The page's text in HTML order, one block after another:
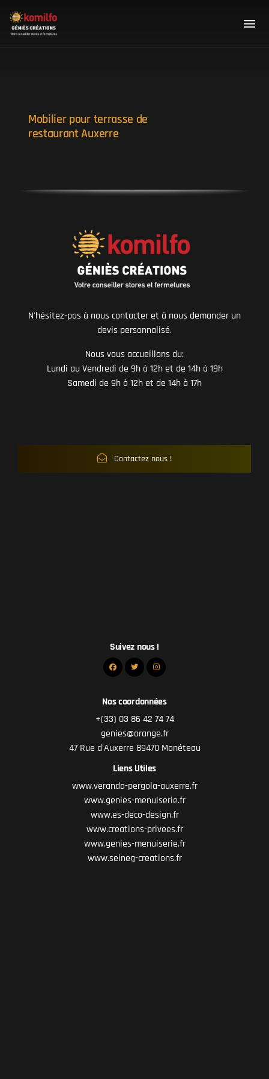
Mobilier pour terrasse de
restaurant Auxerre
N'hésitez-pas à nous contacter et à nous demander un
devis personnalisé.
Nous vous accueillons du:
Lundi au Vendredi de 9h à 12h et de 14h à 19h
Samedi de 9h à 12h et de 14h à 17h
Contactez nous !
Suivez nous !
Nos coordonnées
+(33) 03 86 42 74 74
genies@orange.fr
47 Rue d'Auxerre 89470 Monéteau
Liens Utiles
www.veranda-pergola-auxerre.fr
www.genies-menuiserie.fr
www.es-deco-design.fr
www.creations-privees.fr
www.genies-menuiserie.fr
www.seineg-creations.fr